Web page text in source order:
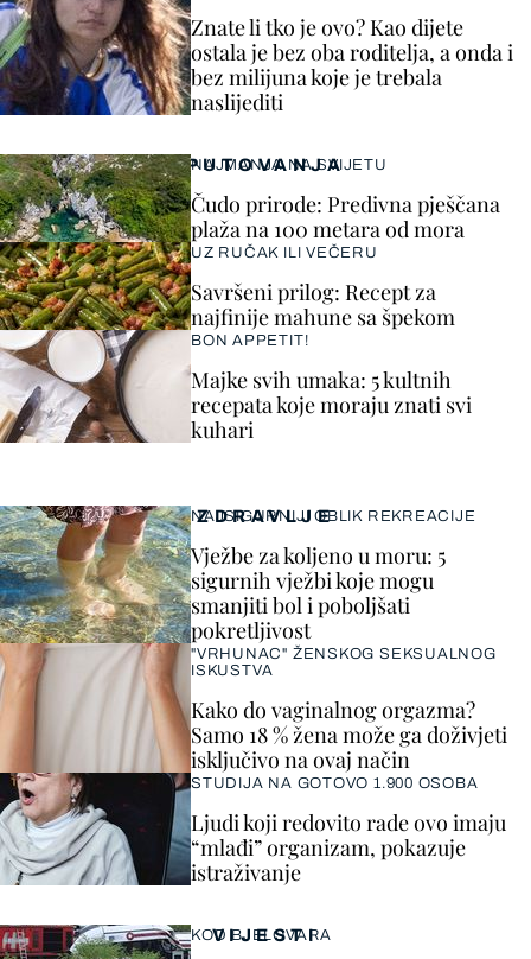
VIJESTI
KOD BJELOVARA
Znate li tko je ovo? Kao dijete
ostala je bez oba roditelja, a onda i
bez milijuna koje je trebala
naslijediti
ZDRAVLJE
NAJSIGURNIJI OBLIK REKREACIJE
Vježbe za koljeno u moru: 5
sigurnih vježbi koje mogu
smanjiti bol i poboljšati
pokretljivost
"VRHUNAC" ŽENSKOG SEKSUALNOG
ISKUSTVA
Kako do vaginalnog orgazma?
Samo 18 % žena može ga doživjeti
isključivo na ovaj način
STUDIJA NA GOTOVO 1.900 OSOBA
Ljudi koji redovito rade ovo imaju
“mlađi” organizam, pokazuje
istraživanje
PUTOVANJA
NAJMANJA NA SVIJETU
Čudo prirode: Predivna pješčana
plaža na 100 metara od mora
UZ RUČAK ILI VEČERU
Savršeni prilog: Recept za
najfinije mahune sa špekom
BON APPETIT!
Majke svih umaka: 5 kultnih
recepata koje moraju znati svi
kuhari